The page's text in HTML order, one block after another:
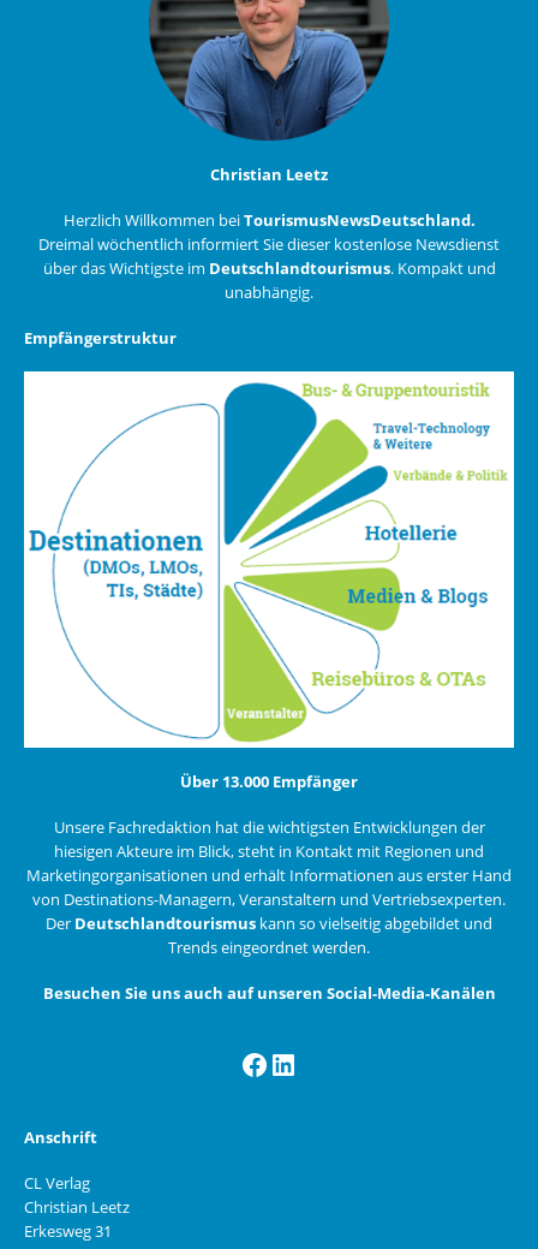
Christian Leetz
Herzlich Willkommen beiTourismusNewsDeutschland.
Dreimal wöchentlich informiert Sie dieser kostenlose Newsdienst
über das Wichtigste im Deutschlandtourismus. Kompakt und
unabhängig.
Empfängerstruktur
Über 13.000 Empfänger
Unsere Fachredaktion hat die wichtigsten Entwicklungen der
hiesigen Akteure im Blick, steht in Kontakt mit Regionen und
Marketingorganisationen und erhält Informationen aus erster Hand
von Destinations-Managern, Veranstaltern und Vertriebsexperten.
Der Deutschlandtourismus kann so vielseitig abgebildet und
Trends eingeordnet werden.
Besuchen Sie uns auch auf unseren Social-Media-Kanälen
Facebook
LinkedIn
Anschrift
CL Verlag
Christian Leetz
Erkesweg 31